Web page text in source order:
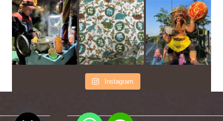
Instagram